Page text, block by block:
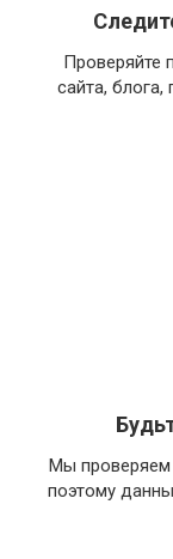
Проверяйте
сайта, блога,
Мы проверяем
поэтому